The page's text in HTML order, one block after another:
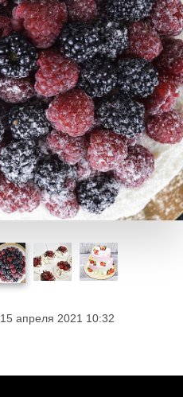
15 апреля 2021 10:32